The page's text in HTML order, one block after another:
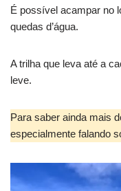
É possível acampar no
quedas d’água.
A trilha que leva até a
leve.
Para saber ainda mais
especialmente falando